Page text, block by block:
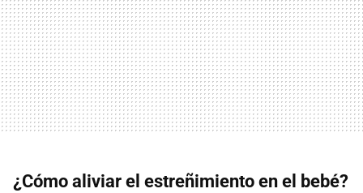
¿Cómo aliviar el estreñimiento en el bebé?